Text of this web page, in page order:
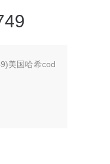
美国哈希cod